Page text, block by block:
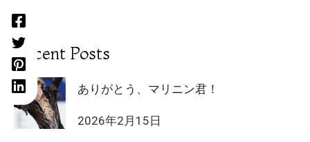
Recent Posts
ありがとう、マリニン君！
2026年2月15日